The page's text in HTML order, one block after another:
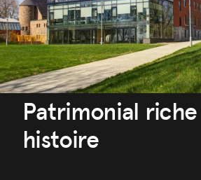
Patrimonial riche
histoire